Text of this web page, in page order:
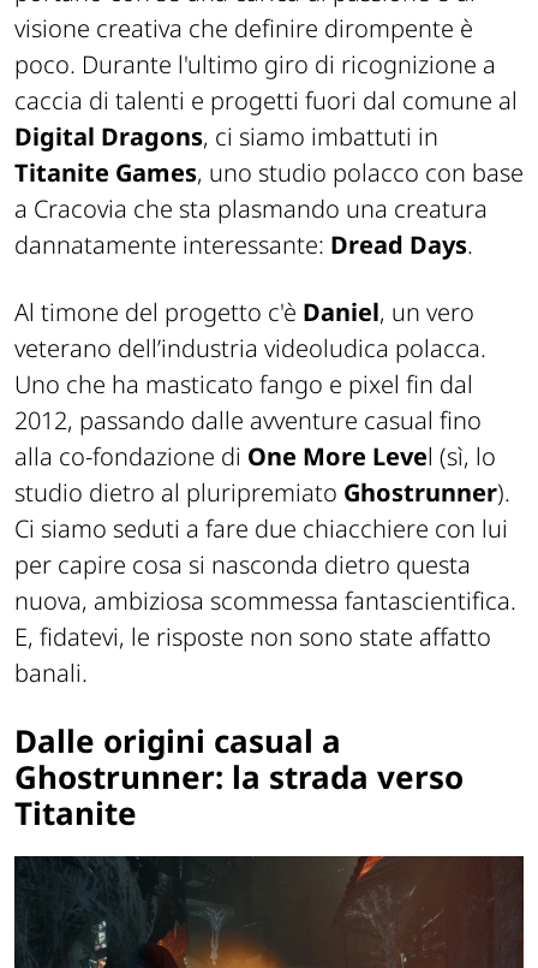
visione creativa che definire dirompente è
poco. Durante l'ultimo giro di ricognizione a
caccia di talenti e progetti fuori dal comune al
Digital Dragons, ci siamo imbattuti in
Titanite Games, uno studio polacco con base
a Cracovia che sta plasmando una creatura
dannatamente interessante: Dread Days.
Al timone del progetto c'è Daniel, un vero
veterano dell’industria videoludica polacca.
Uno che ha masticato fango e pixel fin dal
2012, passando dalle avventure casual fino
alla co-fondazione di One More Level (sì, lo
studio dietro al pluripremiato Ghostrunner).
Ci siamo seduti a fare due chiacchiere con lui
per capire cosa si nasconda dietro questa
nuova, ambiziosa scommessa fantascientifica.
E, fidatevi, le risposte non sono state affatto
banali.
Dalle origini casual a
Ghostrunner: la strada verso
Titanite